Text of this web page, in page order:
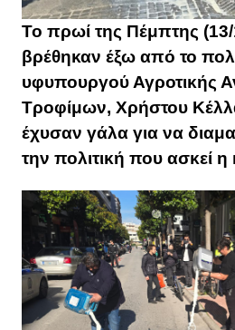
Το πρωί της Πέμπτης (13/
βρέθηκαν έξω από το
υφυπουργού Αγροτικής
Τροφίμων, Χρήστου
έχυσαν γάλα για να
την πολιτική που ασκεί